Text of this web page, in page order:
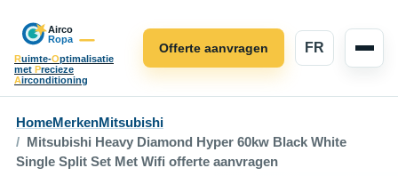
Ruimte-Optimalisatie
met Precieze
Airconditioning
FR
Offerte aanvragen
HomeMerkenMitsubishi
Mitsubishi Heavy Diamond Hyper 60kw Black White
Single Split Set Met Wifi offerte aanvragen